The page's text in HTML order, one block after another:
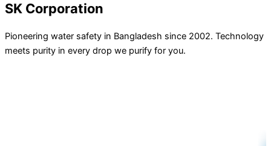
SK Corporation
Pioneering water safety in Bangladesh since 2002. Technology
meets purity in every drop we purify for you.